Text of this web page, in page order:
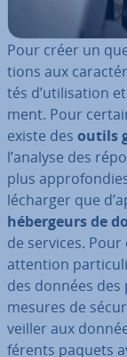
Pour créer un
tions aux
tés d’uti­li­sa­tion
ment. Pour
existe des outils
l’analyse des
plus
lé­char­ger que
hé­ber­geurs de
de services.
attention
des données des
mesures de
veiller aux
fé­rents paquets